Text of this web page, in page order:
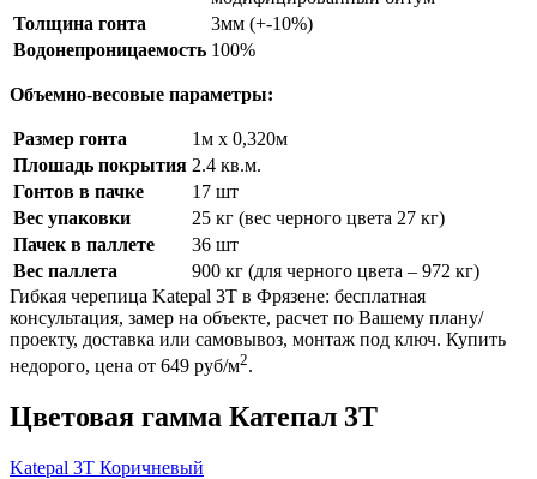
Толщина гонта
3мм (+-10%)
Водонепроницаемость 100%
Объемно-весовые параметры:
Размер гонта
1м х 0,320м
Плошадь покрытия 2.4 кв.м.
Гонтов в пачке
17 шт
Вес упаковки
25 кг (вес черного цвета 27 кг)
Пачек в паллете
36 шт
Вес паллета
900 кг (для черного цвета – 972 кг)
Гибкая черепица Katepal 3T в Фрязене: бесплатная
консультация, замер на объекте, расчет по Вашему плану/
проекту, доставка или самовывоз, монтаж под ключ. Купить
недорого, цена от 649 руб/м2.
Цветовая гамма Катепал 3Т
Katepal 3T Коричневый